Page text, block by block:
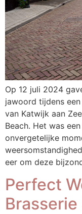
Op 12 juli 2024
jawoord tijdens
van Katwijk aan
Beach. Het was
onvergetelijke
eer om deze
Perfect